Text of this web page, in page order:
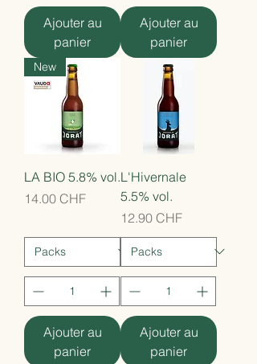
Ajouter au
panier
Ajouter au
panier
New
LA BIO 5.8% vol.
Prix
14.00 CHF
Ajouter au
panier
L'Hivernale
5.5% vol.
Prix
12.90 CHF
Ajouter au
panier